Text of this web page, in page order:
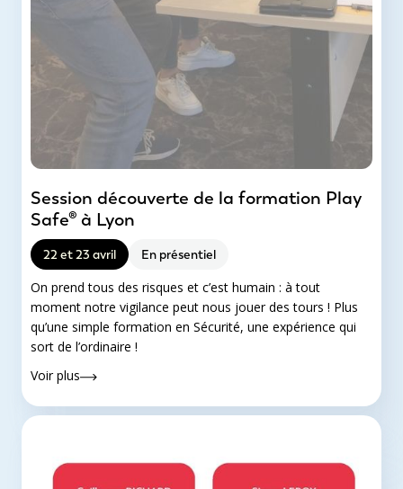
Session découverte de la formation Play
Safe® à Lyon
22 et 23 avril En présentiel
On prend tous des risques et c’est humain : à tout
moment notre vigilance peut nous jouer des tours ! Plus
qu’une simple formation en Sécurité, une expérience qui
sort de l’ordinaire !
Voir plus